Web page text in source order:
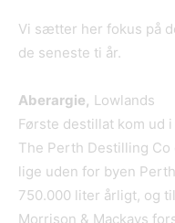
Vi sætter her fokus på
de seneste ti år.
Aberargie, Lowlands
Første destillat kom ud
The Perth Destilling
lige uden for byen
750.000 liter årligt, og
Morrison & Mackays